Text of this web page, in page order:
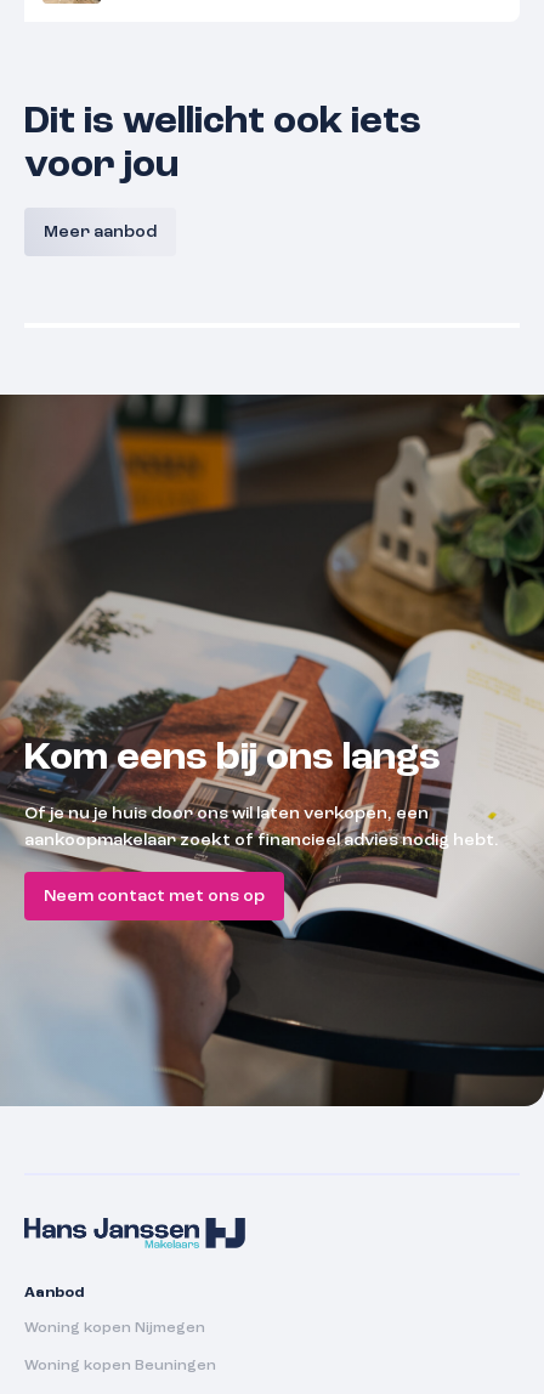
Dit is wellicht ook iets
voor jou
Meer aanbod
Kom eens bij ons langs
Of je nu je huis door ons wil laten verkopen, een
aankoopmakelaar zoekt of financieel advies nodig hebt.
Neem contact met ons op
Aanbod
Woning kopen Nijmegen
Woning kopen Beuningen